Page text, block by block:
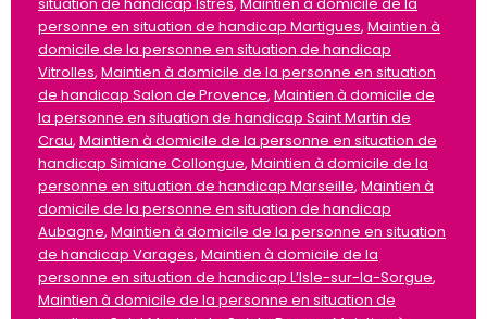
personne en situation de handicap Martigues, Maintien à
domicile de la personne en situation de handicap
Vitrolles, Maintien à domicile de la personne en situation
de handicap Salon de Provence, Maintien à domicile de
la personne en situation de handicap Saint Martin de
Crau, Maintien à domicile de la personne en situation de
handicap Simiane Collongue, Maintien à domicile de la
personne en situation de handicap Marseille, Maintien à
domicile de la personne en situation de handicap
Aubagne, Maintien à domicile de la personne en situation
de handicap Varages, Maintien à domicile de la
personne en situation de handicap L’Isle-sur-la-Sorgue,
Maintien à domicile de la personne en situation de